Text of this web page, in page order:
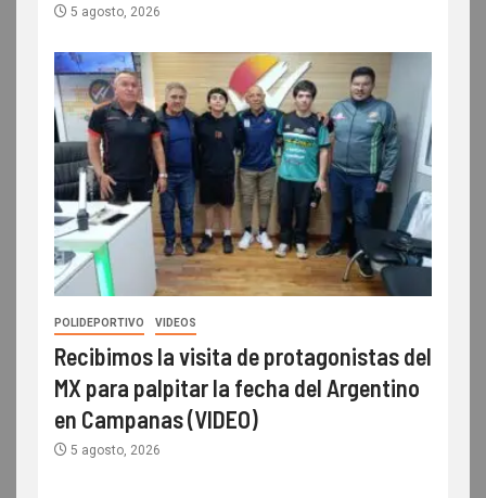
5 agosto, 2026
POLIDEPORTIVO VIDEOS
Recibimos la visita de protagonistas del
MX para palpitar la fecha del Argentino
en Campanas (VIDEO)
5 agosto, 2026